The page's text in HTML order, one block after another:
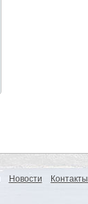
Новости Контакты